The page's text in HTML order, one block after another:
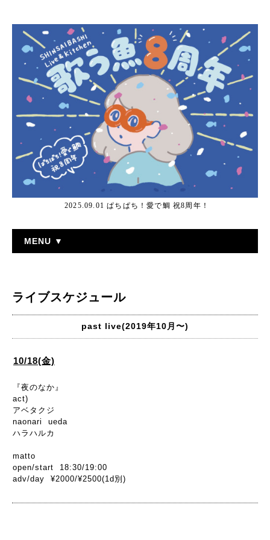
2025.09.01 ぱちぱち！愛で鯛 祝8周年！
MENU ▼
ライブスケジュール
past live(2019年10月〜)
10/18(金)
『夜のなか』
act)
アベタクジ
naonari ueda
ハラハルカ
matto
open/start 18:30/19:00
adv/day ¥2000/¥2500(1d別)